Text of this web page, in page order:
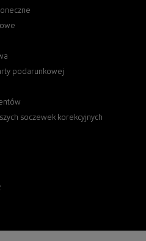
podarunkowej
soczewek korekcyjnych